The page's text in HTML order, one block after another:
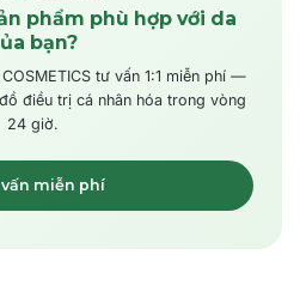
phẩm phù hợp với da
bạn?
tư vấn 1:1 miễn phí —
điều trị cá nhân hóa trong vòng
24 giờ.
vấn miễn phí